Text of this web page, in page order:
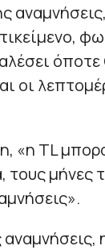
οι
«η TL
μήνες